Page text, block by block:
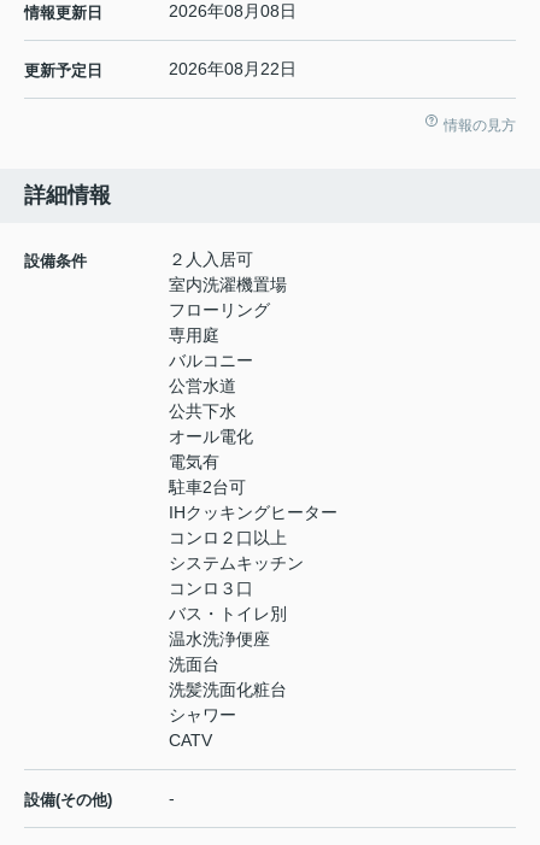
情報更新日 2026年08月08日
更新予定日 2026年08月22日
情報の見方
詳細情報
設備条件
２人入居可
室内洗濯機置場
フローリング
専用庭
バルコニー
公営水道
公共下水
オール電化
電気有
駐車2台可
IHクッキングヒーター
コンロ２口以上
システムキッチン
コンロ３口
バス・トイレ別
温水洗浄便座
洗面台
洗髪洗面化粧台
シャワー
CATV
設備(その他) -